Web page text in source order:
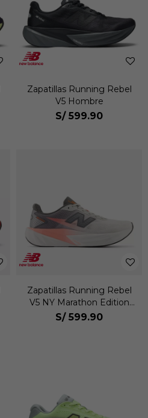
Zapatillas Running Rebel
V5 Hombre
S/ 599.90
Zapatillas Running Rebel
V5 NY Marathon Edition
Hombre
S/ 599.90